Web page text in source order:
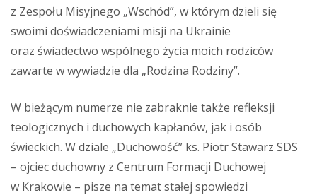
z Zespołu Misyjnego „Wschód”, w którym dzieli się
swoimi doświadczeniami misji na Ukrainie
oraz świadectwo wspólnego życia moich rodziców
zawarte w wywiadzie dla „Rodzina Rodziny”.
W bieżącym numerze nie zabraknie także refleksji
teologicznych i duchowych kapłanów, jak i osób
świeckich. W dziale „Duchowość” ks. Piotr Stawarz SDS
– ojciec duchowny z Centrum Formacji Duchowej
w Krakowie – pisze na temat stałej spowiedzi